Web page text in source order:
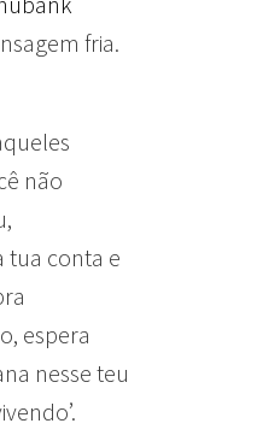
fria.
não
tua conta e
espera
nesse teu